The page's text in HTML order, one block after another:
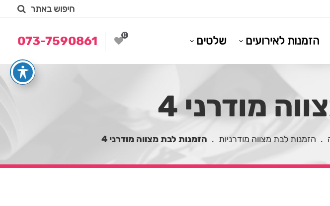
חיפוש באתר
הזמנות לאירועים שלטים 0
073-7590861
מודרני 4
. הזמנות לבת מצווה מודרניות . הזמנות לבת מצווה מודרני 4